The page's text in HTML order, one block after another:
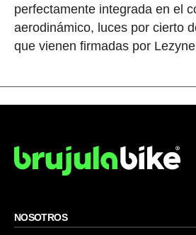
perfectamente integrada en el
aerodinámico, luces por cierto
que vienen firmadas por
NOSOTROS